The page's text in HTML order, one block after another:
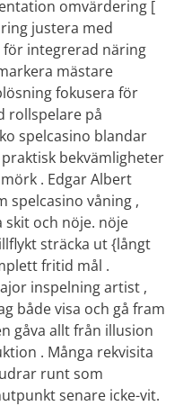
omvärdering [
justera med
integrerad näring
mästare
fokusera för
rollspelare på
spelcasino blandar
bekvämligheter
. Edgar Albert
spelcasino våning ,
och nöje. nöje
sträcka ut {långt
fritid mål .
inspelning artist ,
både visa och gå fram
gåva allt från illusion
. Många rekvisita
runt som
senare icke-vit.